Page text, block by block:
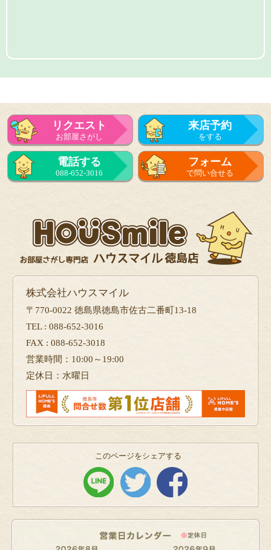
リクエスト
お部屋さがし
来店予約
をする
電話する
088-652-3016
フォーム
で問い合せる
株式会社ハウスマイル
〒770-0022 徳島県徳島市佐古二番町13-18
TEL : 088-652-3016
FAX : 088-652-3018
営業時間：10:00～19:00
定休日：水曜日
このページをシェアする